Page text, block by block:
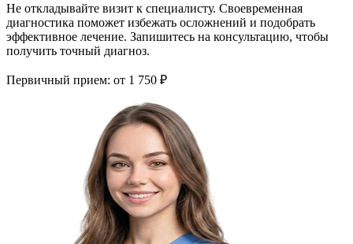
Не откладывайте визит к специалисту. Своевременная
диагностика поможет избежать осложнений и подобрать
эффективное лечение. Запишитесь на консультацию, чтобы
получить точный диагноз.
Первичный прием: от 1 750 ₽